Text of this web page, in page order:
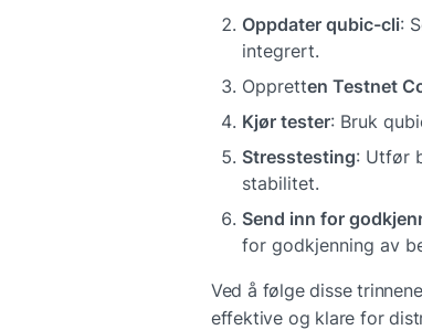
Oppdater qubic-cli:
integrert.
Oppretten Testnet
Kjør tester: Bruk
Stresstesting: Utfør
stabilitet.
Send inn for
for godkjenning av
Ved å følge disse
effektive og klare for